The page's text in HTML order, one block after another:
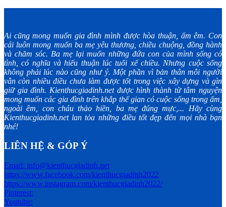
Ai cũng mong muốn gia đình mình được hòa thuận, ấm êm. Con
cái luôn mong muốn ba mẹ yêu thương, chiều chuộng, đồng hành
và chăm sóc. Ba mẹ lại muốn những đứa con của mình sống có
tình, có nghĩa và hiếu thuận lúc tuổi xế chiều. Nhưng cuộc sống
không phải lúc nào cũng như ý. Một phần vì bản thân mỗi người
vẫn còn nhiều điều chưa làm được tốt trong việc xây dựng và gìn
giữ gia đình. Kienthucgiadinh.net được hình thành từ tâm nguyện
mong muốn các gia đình trên khắp thế gian có cuộc sống trong ấm,
ngoài êm, con cháu thảo hiền, ba mẹ đúng mực,... Hãy cùng
Kienthucgiadinh.net lan tỏa những điều tốt đẹp đến mọi nhà bạn
nhé!
LIÊN HỆ & GÓP Ý
Email: info@kienthucgiadinh.net
https://www.facebook.com/kienthucgiadinh2022
https://www.instagram.com/kienthucgiadinh2022/
Pinterest:
Youtube: